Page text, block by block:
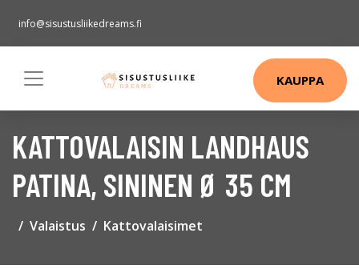
info@sisustusliikedreams.fi
KAUPPA
KATTOVALAISIN LANDHAUS
PATINA, SININEN Ø 35 CM
Valaistus Kattovalaisimet